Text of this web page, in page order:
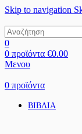
Skip to navigation
0
0 προϊόντα €0.00
Μενου
0 προϊόντα
ΒΙΒΛΙΑ